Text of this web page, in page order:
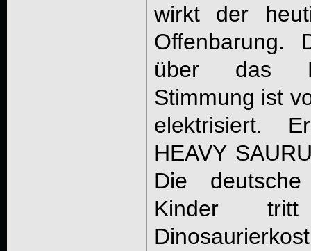
wirkt der
Offenbarung.
über das
Stimmung ist
elektrisiert.
HEAVY
Die
Kinder